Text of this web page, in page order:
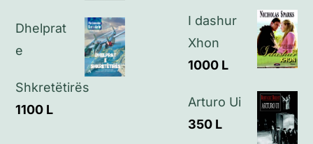
Dhelprat
e
Shkretëtirës
1100 L
I dashur
Xhon
1000 L
Arturo Ui
350 L